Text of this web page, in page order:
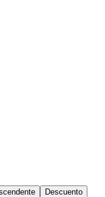
Descuento